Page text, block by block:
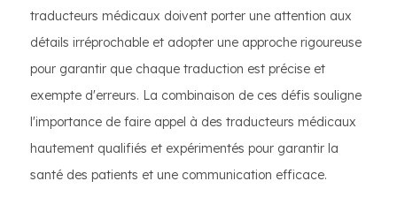
traducteurs médicaux doivent porter une attention aux
détails irréprochable et adopter une approche rigoureuse
pour garantir que chaque traduction est précise et
exempte d'erreurs. La combinaison de ces défis souligne
l'importance de faire appel à des traducteurs médicaux
hautement qualifiés et expérimentés pour garantir la
santé des patients et une communication efficace.